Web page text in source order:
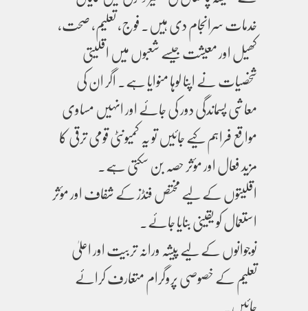
خدمات سرانجام دی ہیں۔ فوج، تعلیم، صحت،
کھیل اور معیشت جیسے شعبوں میں اقلیتی
شخصیات نے اپنا لوہا منوایا ہے۔ اگر ان کی
معاشی پسماندگی دور کی جائے اور انہیں مساوی
مواقع فراہم کیے جائیں تو یہ کمیونٹی قومی ترقی کا
مزید فعال اور مؤثر حصہ بن سکتی ہے۔
اقلیتوں کے لیے مختص فنڈز کے شفاف اور مؤثر
استعمال کو یقینی بنایا جائے۔
نوجوانوں کے لیے پیشہ ورانہ تربیت اور اعلیٰ
تعلیم کے خصوصی پروگرام متعارف کرائے